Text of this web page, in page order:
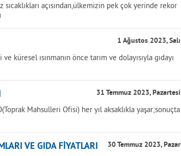
açısından,ülkemizin pek çok yerinde rekor
1 Ağustos 2023, Salı
küresel ısınmanın önce tarım ve dolayısıyla gıdayı
31 Temmuz 2023, Pazartesi
Mahsulleri Ofisi) her yıl aksaklıkla yaşar;sonuçta
VE GIDA FİYATLARI 30 Temmuz 2023, Pazar